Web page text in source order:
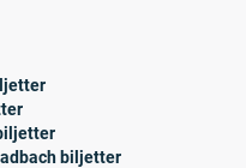
biljetter